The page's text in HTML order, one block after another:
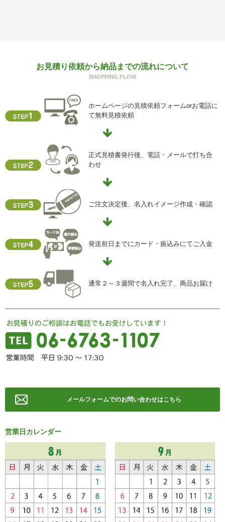
ご本人からの求めにより、当社が保有する保有個人データ
に関する開示、利用目的の通知、内容の訂正・追加または
供記録の開示(以下、開示等という)に応じます。
開示等に応ずる窓口は、下記「当社の個人情報の取扱いに
関する苦情、相談等の問合せ先」を参照してください。
クッキーやウェブビーコン等を用いるなどして、本人が容
易に認識できない方法による個人情報の取得を行っており
ません。
i) 個人情報保護方針
当社ホームページの個人情報保護方針をご覧下さい
住所 ：大阪市中央区瓦屋町2-13-5
TEL ： 06-6763-5415
FAX ： 06-6763-0829
お見積り依頼から納品までの流れについて
SHOPPING FLOW
ホームページの見積依頼フォームorお電話に
て無料見積依頼
正式見積書発行後、電話・メールで打ち合
わせ
ご注文決定後、名入れイメージ作成・確認
発送前日までにカード・振込みにてご入金
通常２～３週間で名入れ完了、商品お届け
メールフォームでのお問い合わせはこちら
営業日カレンダー